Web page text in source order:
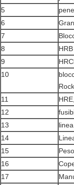
5
6
7
8
HRB
9
10
11
12
13
14
15
16
17